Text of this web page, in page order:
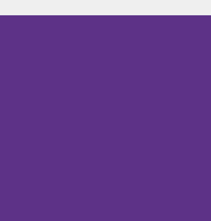
Hand
Variable Set-up,
dit spel kochten kunnen een